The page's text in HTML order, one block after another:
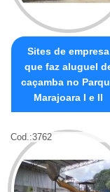
Sites de empresa
que faz aluguel
caçamba no
Marajoara I e II
Cod.:3762